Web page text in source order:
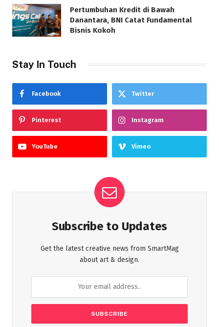
Pertumbuhan Kredit di Bawah
Danantara, BNI Catat Fundamental
Bisnis Kokoh
Stay In Touch
Facebook Twitter
Pinterest Instagram
YouTube Vimeo
Subscribe to Updates
Get the latest creative news from SmartMag
about art & design.